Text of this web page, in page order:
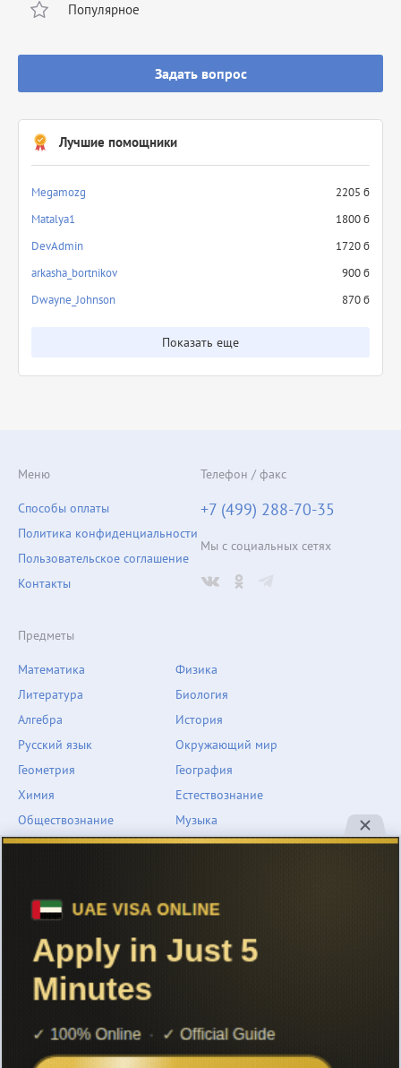
Популярное
Задать вопрос
Лучшие помощники
Megamozg
2205 б
Matalya1
1800 б
DevAdmin
1720 б
arkasha_bortnikov
900 б
Dwayne_Johnson
870 б
Показать еще
Предметы
Математика
Литература
Алгебра
Русский язык
Геометрия
Химия
Физика
Биология
История
Окружающий мир
География
Естествознание
Обществознание
Английский язык
Информатика
Человек и мир
Музыка
ОБЖ
Меню
Способы оплаты
Политика конфиденциальности
Пользовательское соглашение
Контакты
Телефон / факс
+7 (499) 288-70-35
Мы с социальных сетях